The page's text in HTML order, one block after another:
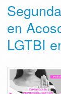
en
LGTBI